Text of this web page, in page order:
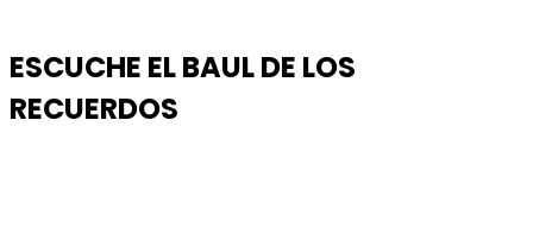
ESCUCHE EL BAUL DE LOS
RECUERDOS